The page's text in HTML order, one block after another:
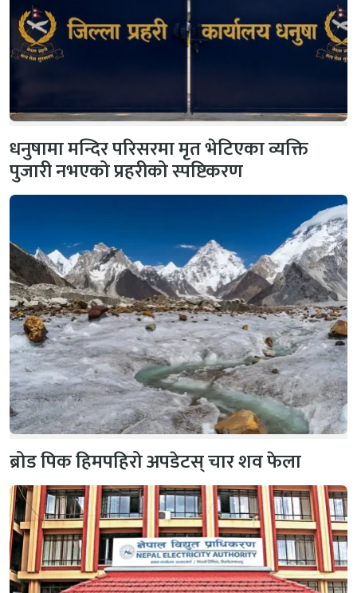
धनुषामा मन्दिर परिसरमा मृत भेटिएका व्यक्ति
पुजारी नभएको प्रहरीको स्पष्टिकरण
ब्रोड पिक हिमपहिरो अपडेटस् चार शव फेला